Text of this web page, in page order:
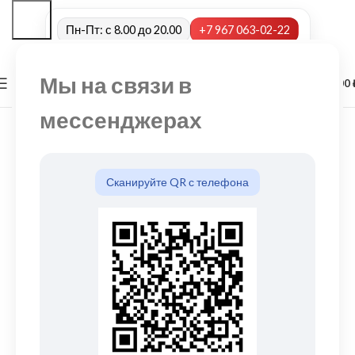
Мы на связи в
мессенджерах
Сканируйте QR с телефона
Пн-Пт: с 8.00 до 20.00 +7 967 063-02-22
МЕНЮ 0,00